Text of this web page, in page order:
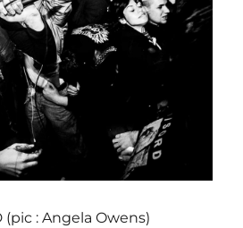
(pic : Angela Owens)